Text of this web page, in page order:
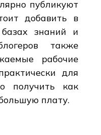
публикуют
добавить в
знаний и
также
рабочие
для
получить как
плату.